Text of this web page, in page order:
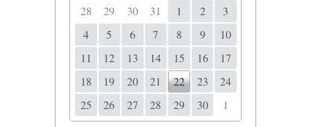
28 29 30 31 1 2
3
4
5 6 7 8 9
10
11
12 13 14 15 16
17
18
19 20 21 22 23
24
25
26 27 28 29 30 1